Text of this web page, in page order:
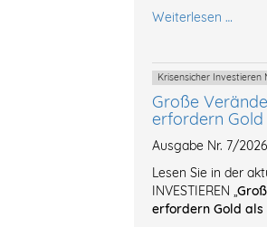
Weiterlesen …
Krisensicher Investieren
Große
erfordern Gold
Ausgabe Nr. 7/2026
Lesen Sie in der
INVESTIEREN „
erfordern Gold